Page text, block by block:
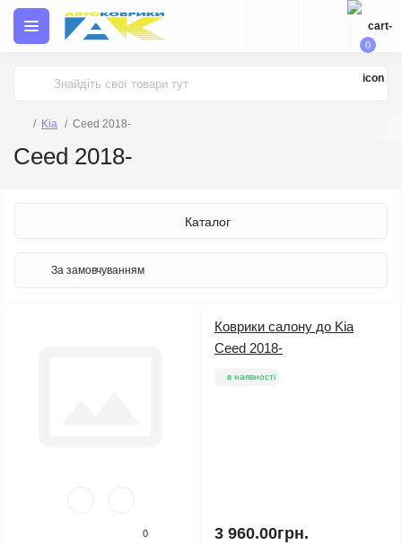
0
Kia Ceed 2018-
Ceed 2018-
Каталог
0
Коврики салону до Kia
Ceed 2018-
в наявності
3 960.00грн.